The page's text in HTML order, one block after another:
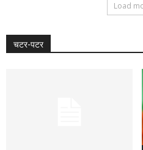
Load
चटर-पटर